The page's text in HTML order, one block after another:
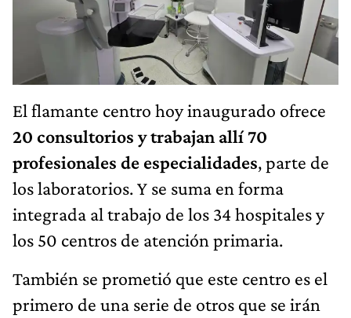
El flamante centro hoy inaugurado ofrece
20 consultorios y trabajan allí 70
profesionales de especialidades, parte de
los laboratorios. Y se suma en forma
integrada al trabajo de los 34 hospitales y
los 50 centros de atención primaria.
También se prometió que este centro es el
primero de una serie de otros que se irán